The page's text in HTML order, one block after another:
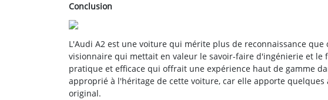
Conclusion
L'Audi A2 est une voiture qui mérite plus de reconnaissance
visionnaire qui mettait en valeur le savoir-faire d'ingénierie et
pratique et efficace qui offrait une expérience haut de gamme
approprié à l'héritage de cette voiture, car elle apporte
original.